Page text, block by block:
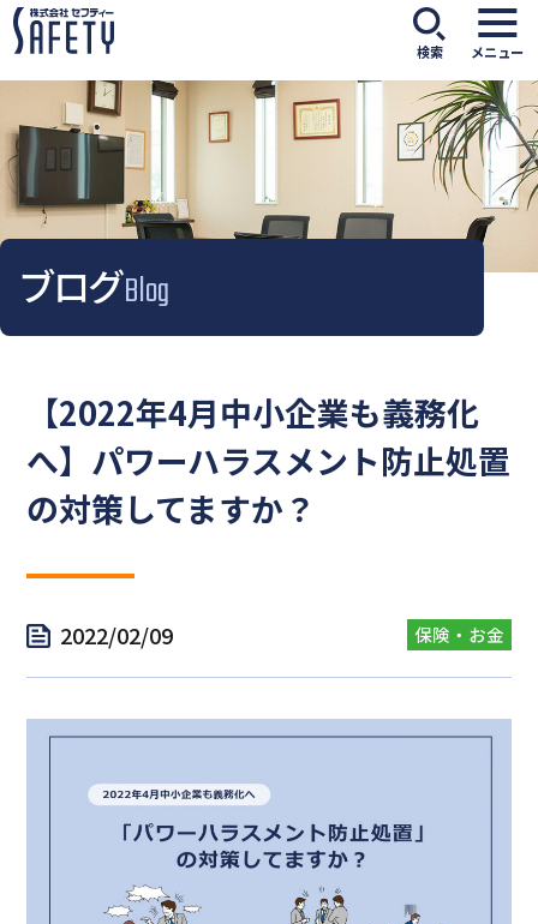
検索 メニュー
ブログBlog
【2022年4月中小企業も義務化
へ】パワーハラスメント防止処置
の対策してますか？
2022/02/09 保険・お金